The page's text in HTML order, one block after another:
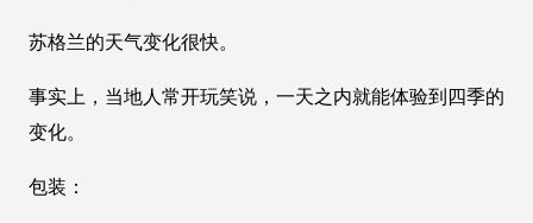
苏格兰的天气变化很快。
事实上，当地人常开玩笑说，一天之内就能体验到四季的
变化。
包装：